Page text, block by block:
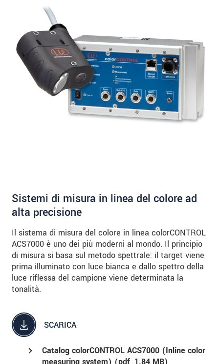
Sistemi di misura in linea del colore ad
alta precisione
Il sistema di misura del colore in linea colorCONTROL
ACS7000 è uno dei più moderni al mondo. Il principio
di misura si basa sul metodo spettrale: il target viene
prima illuminato con luce bianca e dallo spettro della
luce riflessa del campione viene determinata la
tonalità.
SCARICA
Catalog colorCONTROL ACS7000 (Inline color